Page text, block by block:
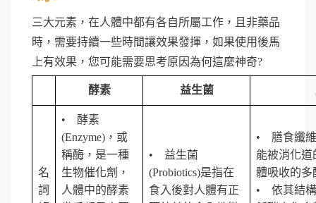
三大元素，在人體中都有各自所屬工作，且非藥品
時，需要持續一些時間讓效果發揮，如果使用後馬
上有效果，您可能需要思考原因為何這麼神奇?
酵素 益生菌
名
詞
• 酵素
(Enzyme)，或
稱酶，是一種
生物催化劑，
人體中的酵素
• 益生菌
(Probiotics)是指在
食入後對人體有正
• 膳食纖
能被消化
體吸收的多
• 依其結